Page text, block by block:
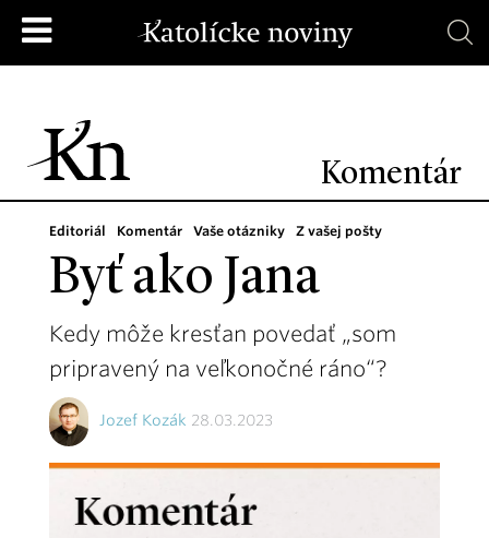
Komentár
Editoriál Komentár Vaše otázniky Z vašej pošty
Byť ako Jana
Kedy môže kresťan povedať „som
pripravený na veľkonočné ráno“?
Jozef Kozák 28.03.2023